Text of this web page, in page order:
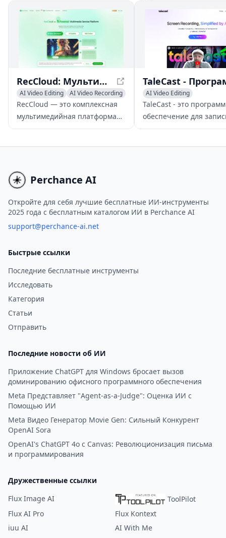
RecCloud: Мультимедийная платформа на базе ИИ
AI Video Editing
AI Video Recording
AI Video Generator
RecCloud — это комплексная
мультимедийная платформа
на базе ИИ, которая упрощает
таких как субтитры на основе
ИИ и видеочат.
AI Video Editing
AI Video Enhancing
AI Video Recording
TaleCast - это
обеспечение для
экрана и создания
цифровым контентом с
легкостью.
Perchance AI
Откройте для себя лучшие бесплатные ИИ-инструменты
2025 года с бесплатным каталогом ИИ в Perchance AI
support@perchance-ai.net
Быстрые ссылки
Последние бесплатные инструменты
Исследовать
Категория
Статьи
Отправить
Последние новости об ИИ
Приложение ChatGPT для Windows бросает вызов
доминированию офисного программного обеспечения
Meta Представляет "Agent-as-a-Judge": Оценка ИИ с
Помощью ИИ
Meta Видео Генератор Movie Gen: Сильный Конкурент
OpenAI Sora
OpenAI's ChatGPT 4o с Canvas: Революционизация письма
и программирования
Дружественные ссылки
Flux Image AI
ToolPilot
Flux AI Pro
Flux Kontext
iuu AI
AI With Me